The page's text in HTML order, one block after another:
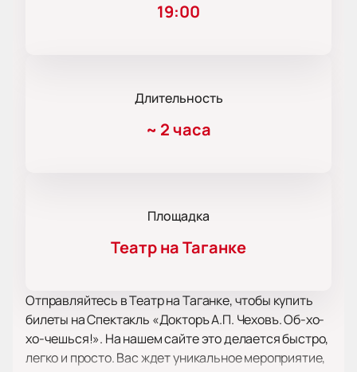
19:00
Длительность
~ 2 часа
Площадка
Театр на Таганке
Отправляйтесь в Театр на Таганке, чтобы купить
билеты на Спектакль «Докторъ А.П. Чеховъ. Об-хо-
хо-чешься!». На нашем сайте это делается быстро,
легко и просто. Вас ждет уникальное мероприятие,